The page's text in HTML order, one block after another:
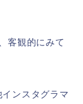
客観的にみて
ンスタグラマ